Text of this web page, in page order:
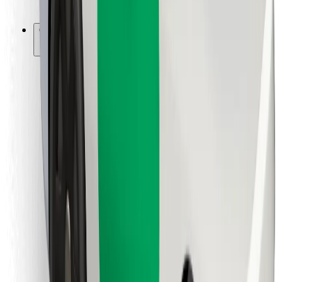
Otros
Proveedores
Términos y Condiciones
Seguridad
Consigue un viaje en minutos
Descargar la app de Bolt
Encuentra tu comida favorita
Descargar la app de Bolt Food